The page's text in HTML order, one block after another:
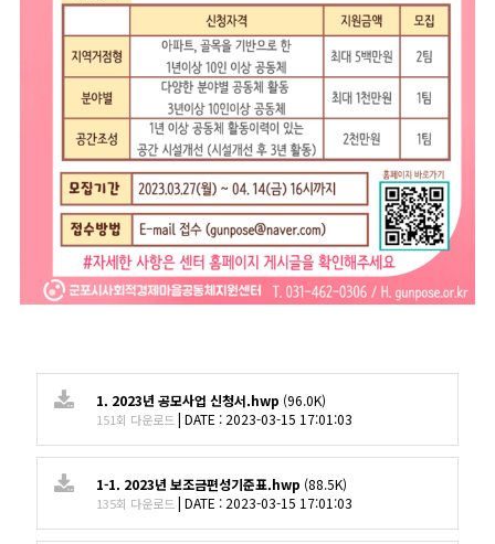
1. 2023년 공모사업 신청서.hwp (96.0K)
151회 다운로드 | DATE : 2023-03-15 17:01:03
1-1. 2023년 보조금편성기준표.hwp (88.5K)
135회 다운로드 | DATE : 2023-03-15 17:01:03